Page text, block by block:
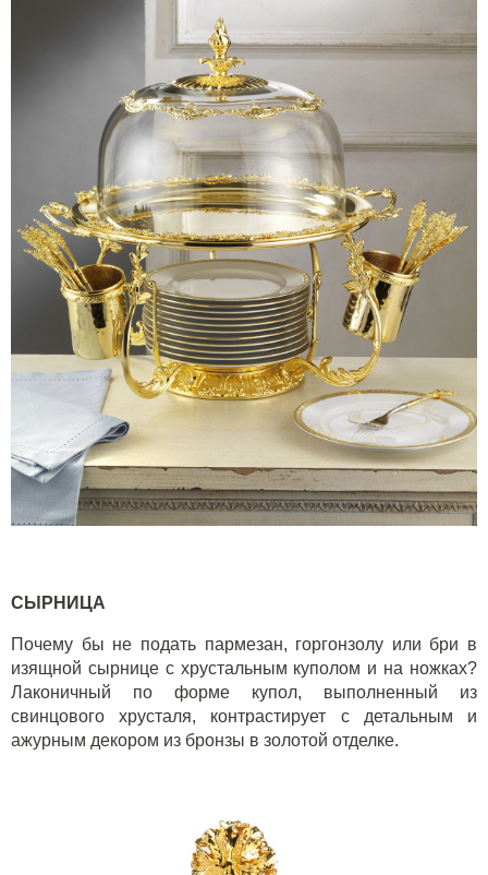
СЫРНИЦА
Почему бы не подать пармезан, горгонзолу или бри в
изящной сырнице с хрустальным куполом и на ножках?
Лаконичный по форме купол, выполненный из
свинцового хрусталя, контрастирует с детальным и
ажурным декором из бронзы в золотой отделке.